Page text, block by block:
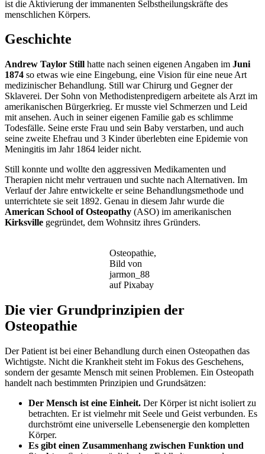
ist die Aktivierung der immanenten Selbstheilungskräfte des
menschlichen Körpers.
Geschichte
Andrew Taylor Still hatte nach seinen eigenen Angaben im Juni
1874 so etwas wie eine Eingebung, eine Vision für eine neue Art
medizinischer Behandlung. Still war Chirurg und Gegner der
Sklaverei. Der Sohn von Methodistenpredigern arbeitete als Arzt im
amerikanischen Bürgerkrieg. Er musste viel Schmerzen und Leid
mit ansehen. Auch in seiner eigenen Familie gab es schlimme
Todesfälle. Seine erste Frau und sein Baby verstarben, und auch
seine zweite Ehefrau und 3 Kinder überlebten eine Epidemie von
Meningitis im Jahr 1864 leider nicht.
Still konnte und wollte den aggressiven Medikamenten und
Therapien nicht mehr vertrauen und suchte nach Alternativen. Im
Verlauf der Jahre entwickelte er seine Behandlungsmethode und
unterrichtete sie seit 1892. Genau in diesem Jahr wurde die
American School of Osteopathy (ASO) im amerikanischen
Kirksville gegründet, dem Wohnsitz ihres Gründers.
Osteopathie,
Bild von
jarmon_88
auf Pixabay
Die vier Grundprinzipien der
Osteopathie
Der Patient ist bei einer Behandlung durch einen Osteopathen das
Wichtigste. Nicht die Krankheit steht im Fokus des Geschehens,
sondern der gesamte Mensch mit seinen Problemen. Ein Osteopath
handelt nach bestimmten Prinzipien und Grundsätzen:
Der Mensch ist eine Einheit. Der Körper ist nicht isoliert zu
betrachten. Er ist vielmehr mit Seele und Geist verbunden. Es
durchströmt eine universelle Lebensenergie den kompletten
Körper.
Es gibt einen Zusammenhang zwischen Funktion und